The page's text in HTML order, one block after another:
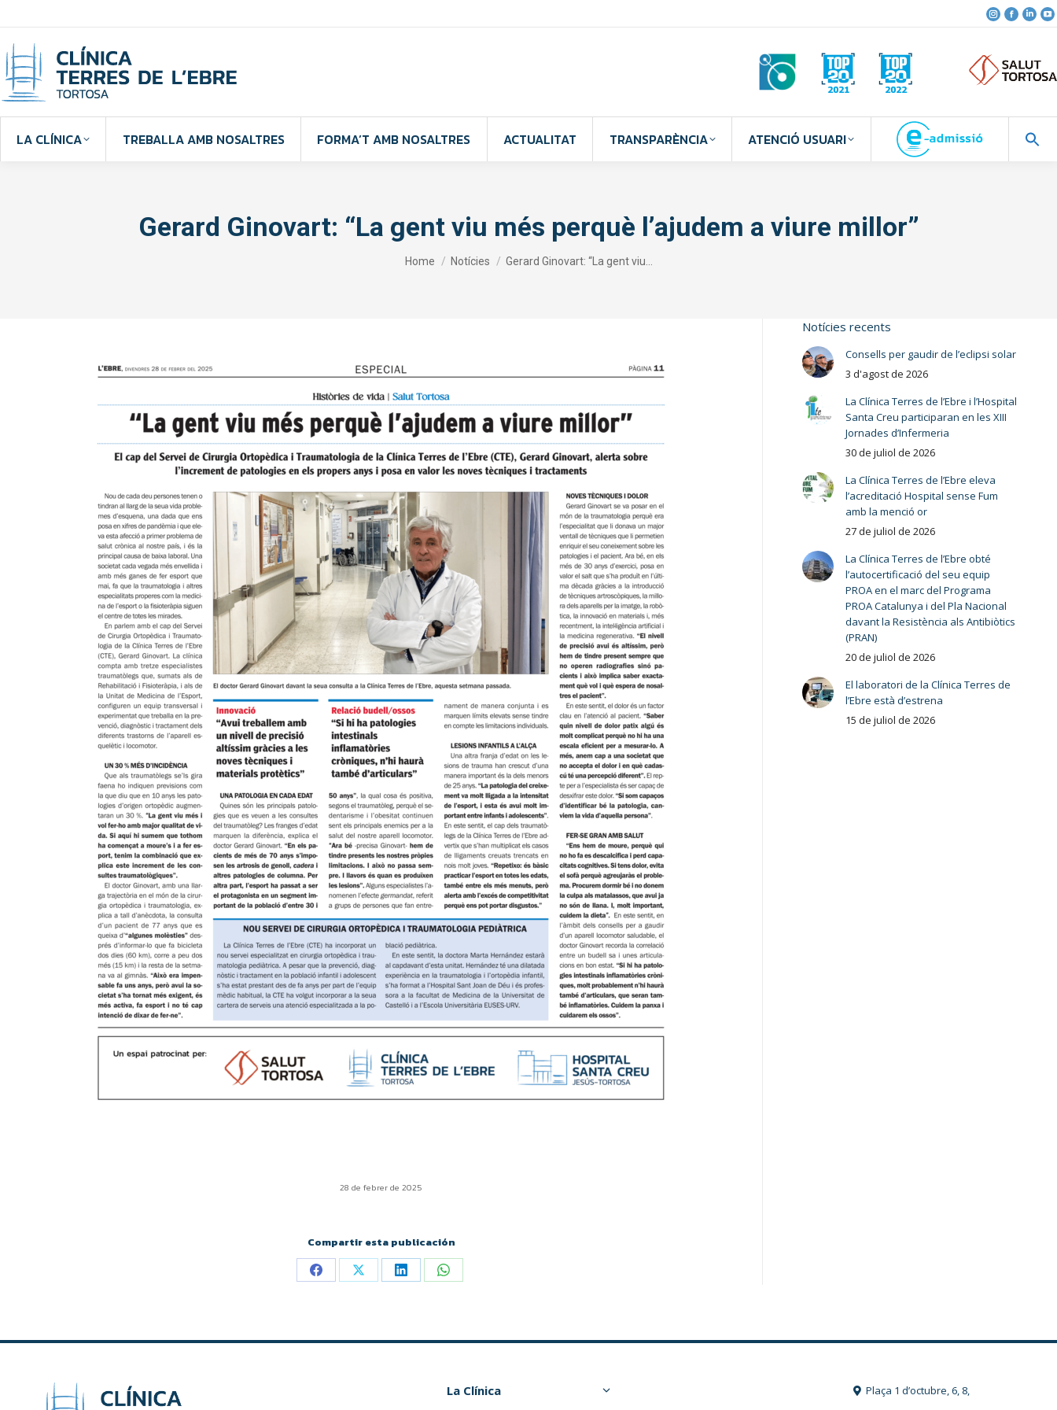
LA CLÍNICA TREBALLA AMB NOSALTRES FORMA’T AMB NOSALTRES ACTUALITAT TRANSPARÈNCIA ATENCIÓ USUARI
Gerard Ginovart: “La gent viu més perquè l’ajudem a viure millor”
Home Notícies Gerard Ginovart: “La gent viu…
28 de febrer de 2025
Compartir esta publicación
Notícies recents
Consells per gaudir de l’eclipsi solar
3 d'agost de 2026
La Clínica Terres de l’Ebre i l’Hospital
Santa Creu participaran en les XIII
Jornades d’Infermeria
30 de juliol de 2026
La Clínica Terres de l’Ebre eleva
l’acreditació Hospital sense Fum
amb la menció or
27 de juliol de 2026
La Clínica Terres de l’Ebre obté
l’autocertificació del seu equip
PROA en el marc del Programa
PROA Catalunya i del Pla Nacional
davant la Resistència als Antibiòtics
(PRAN)
20 de juliol de 2026
El laboratori de la Clínica Terres de
l’Ebre està d’estrena
15 de juliol de 2026
La Clínica
Plaça 1 d’octubre, 6, 8,